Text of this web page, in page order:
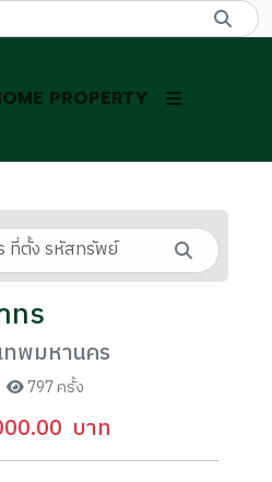
PROPERTY
ทร
พมหานคร
797 ครั้ง
บาท